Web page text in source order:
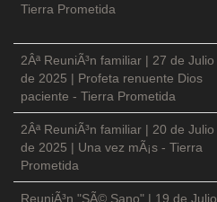
Tierra Prometida
2Âª ReuniÃ³n familiar | 27 de Julio
de 2025 | Profeta renuente Dios
paciente - Tierra Prometida
2Âª ReuniÃ³n familiar | 20 de Julio
de 2025 | Una vez mÃ¡s - Tierra
Prometida
ReuniÃ³n "SÃ© Sano" | 19 de Julio